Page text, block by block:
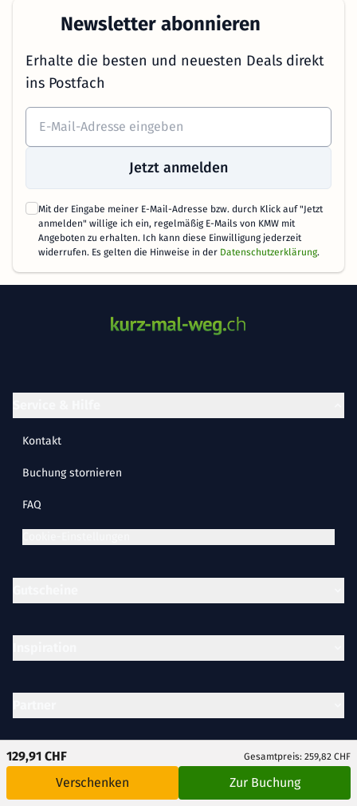
129,91 CHF Gesamtpreis: 259,82 CHF
Verschenken Zur Buchung
Newsletter abonnieren
Erhalte die besten und neuesten Deals direkt
ins Postfach
Jetzt anmelden
Mit der Eingabe meiner E-Mail-Adresse bzw. durch Klick auf "Jetzt
anmelden" willige ich ein, regelmäßig E-Mails von KMW mit
Angeboten zu erhalten. Ich kann diese Einwilligung jederzeit
widerrufen. Es gelten die Hinweise in der Datenschutzerklärung.
Kontakt
Buchung stornieren
FAQ
Unternehmen